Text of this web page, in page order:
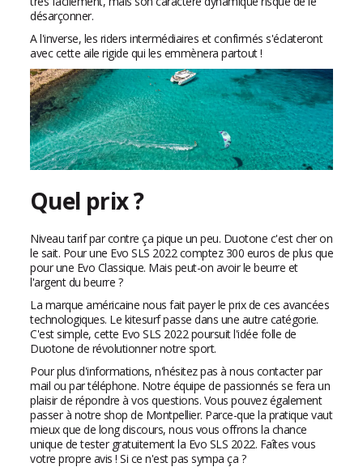
désarçonner.
A l'inverse, les riders intermédiaires et confirmés s'éclateront
avec cette aile rigide qui les emmènera partout !
Quel prix ?
Niveau tarif par contre ça pique un peu. Duotone c'est cher on
le sait. Pour une Evo SLS 2022 comptez 300 euros de plus que
pour une Evo Classique. Mais peut-on avoir le beurre et
l'argent du beurre ?
La marque américaine nous fait payer le prix de ces avancées
technologiques. Le kitesurf passe dans une autre catégorie.
C'est simple, cette Evo SLS 2022 poursuit l'idée folle de
Duotone de révolutionner notre sport.
Pour plus d'informations, n'hésitez pas à nous contacter par
mail ou par téléphone. Notre équipe de passionnés se fera un
plaisir de répondre à vos questions. Vous pouvez également
passer à notre shop de Montpellier. Parce-que la pratique vaut
mieux que de long discours, nous vous offrons la chance
unique de tester gratuitement la Evo SLS 2022. Faîtes vous
votre propre avis ! Si ce n'est pas sympa ça ?